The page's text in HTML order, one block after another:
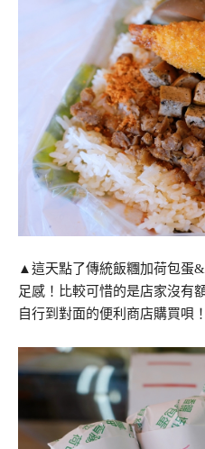
▲這天點了傳統飯糰加荷包蛋
足感！比較可惜的是店家沒有
自行到對面的便利商店購買唄！